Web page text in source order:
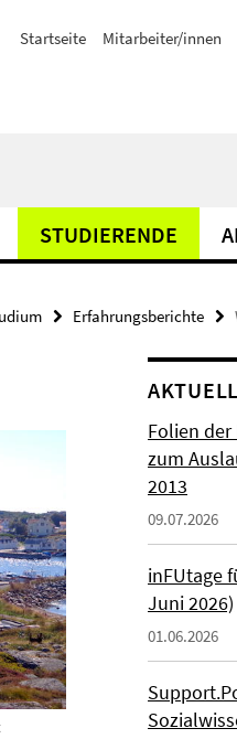
Startseite Mitarbeiter/innen
STUDIERENDE
Erfahrungsberichte
Folien
zum
2013
09.07.2026
inFUtage
Juni 2026)
01.06.2026